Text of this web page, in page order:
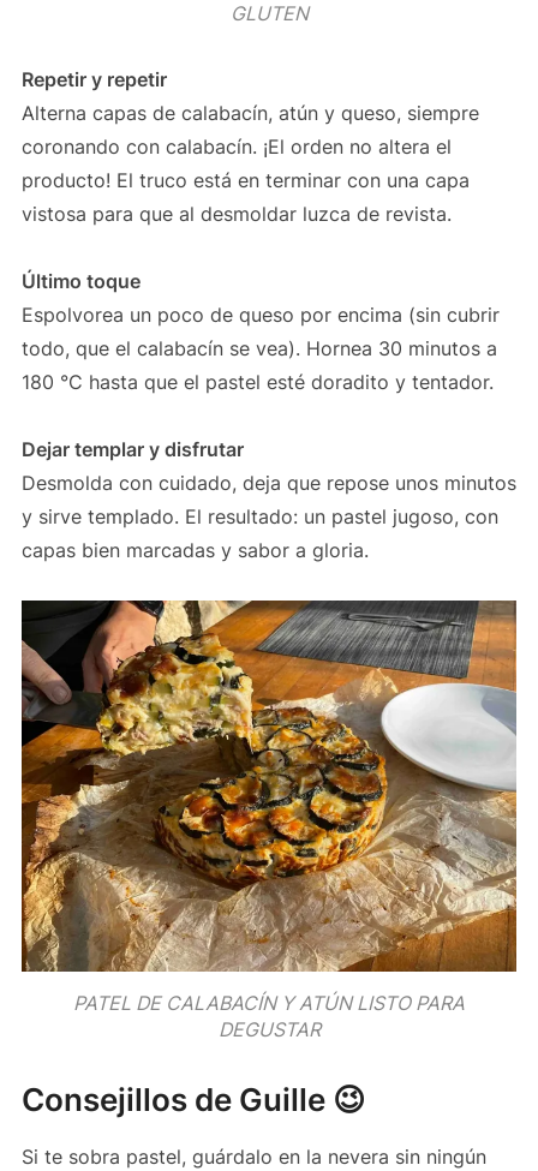
GLUTEN
Repetir y repetir
Alterna capas de calabacín, atún y queso, siempre
coronando con calabacín. ¡El orden no altera el
producto! El truco está en terminar con una capa
vistosa para que al desmoldar luzca de revista.
Último toque
Espolvorea un poco de queso por encima (sin cubrir
todo, que el calabacín se vea). Hornea 30 minutos a
180 °C hasta que el pastel esté doradito y tentador.
Dejar templar y disfrutar
Desmolda con cuidado, deja que repose unos minutos
y sirve templado. El resultado: un pastel jugoso, con
capas bien marcadas y sabor a gloria.
PATEL DE CALABACÍN Y ATÚN LISTO PARA
DEGUSTAR
Consejillos de Guille 😉
Si te sobra pastel, guárdalo en la nevera sin ningún